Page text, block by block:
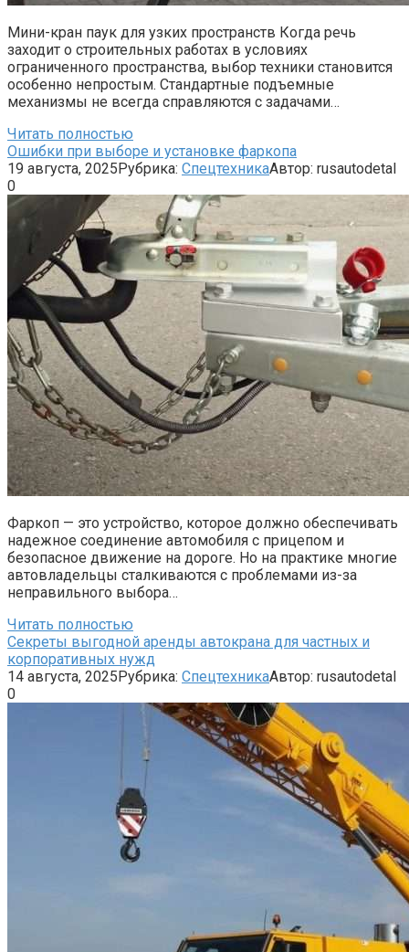
Мини-кран паук для узких пространств Когда речь
заходит о строительных работах в условиях
ограниченного пространства, выбор техники становится
особенно непростым. Стандартные подъемные
механизмы не всегда справляются с задачами…
Читать полностью
Ошибки при выборе и установке фаркопа
19 августа, 2025Рубрика: СпецтехникаАвтор: rusautodetal
0
Фаркоп — это устройство, которое должно обеспечивать
надежное соединение автомобиля с прицепом и
безопасное движение на дороге. Но на практике многие
автовладельцы сталкиваются с проблемами из-за
неправильного выбора…
Читать полностью
Секреты выгодной аренды автокрана для частных и
корпоративных нужд
14 августа, 2025Рубрика: СпецтехникаАвтор: rusautodetal
0